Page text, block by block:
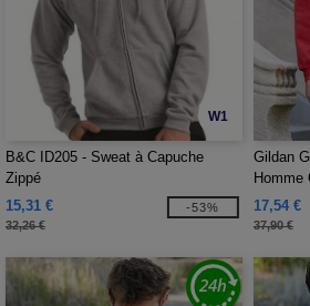
W1
B&C ID205 - Sweat à Capuche
Zippé
15,31 €
32,26 €
-53%
Gildan
Homme
17,54 €
37,90 €